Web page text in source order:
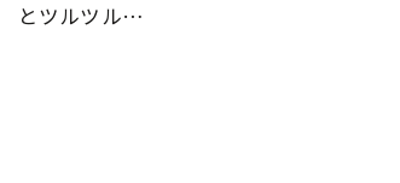
とツルツル…